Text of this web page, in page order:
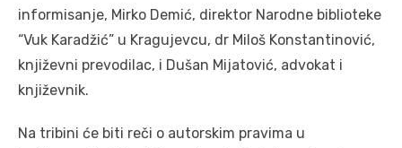
informisanje, Mirko Demić, direktor Narodne biblioteke
“Vuk Karadžić” u Kragujevcu, dr Miloš Konstantinović,
književni prevodilac, i Dušan Mijatović, advokat i
književnik.
Na tribini će biti reči o autorskim pravima u